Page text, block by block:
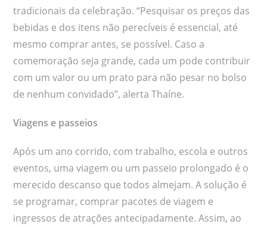
tradicionais da celebração. “Pesquisar os preços das
bebidas e dos itens não perecíveis é essencial, até
mesmo comprar antes, se possível. Caso a
comemoração seja grande, cada um pode contribuir
com um valor ou um prato para não pesar no bolso
de nenhum convidado”, alerta Thaíne.
Viagens e passeios
Após um ano corrido, com trabalho, escola e outros
eventos, uma viagem ou um passeio prolongado é o
merecido descanso que todos almejam. A solução é
se programar, comprar pacotes de viagem e
ingressos de atrações antecipadamente. Assim, ao